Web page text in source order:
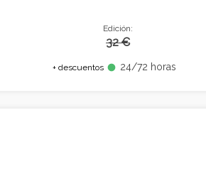
Edición:
32 €
+ descuentos fiber_manual_record 24/72 horas